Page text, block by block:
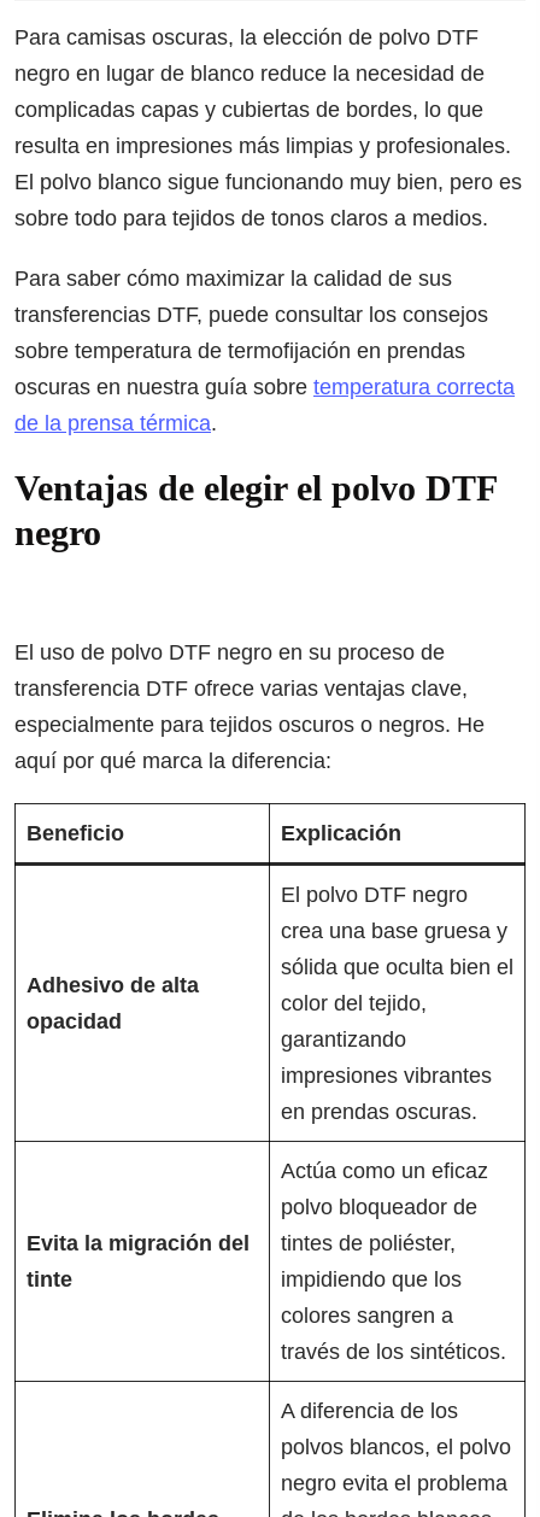
Para camisas oscuras, la elección de polvo DTF
negro en lugar de blanco reduce la necesidad de
complicadas capas y cubiertas de bordes, lo que
resulta en impresiones más limpias y profesionales.
El polvo blanco sigue funcionando muy bien, pero es
sobre todo para tejidos de tonos claros a medios.
Para saber cómo maximizar la calidad de sus
transferencias DTF, puede consultar los consejos
sobre temperatura de termofijación en prendas
oscuras en nuestra guía sobre temperatura correcta
de la prensa térmica.
Ventajas de elegir el polvo DTF
negro
El uso de polvo DTF negro en su proceso de
transferencia DTF ofrece varias ventajas clave,
especialmente para tejidos oscuros o negros. He
aquí por qué marca la diferencia:
Beneficio Explicación
Adhesivo de alta
opacidad
El polvo DTF negro
crea una base gruesa y
sólida que oculta bien el
color del tejido,
garantizando
impresiones vibrantes
en prendas oscuras.
Evita la migración del
tinte
Actúa como un eficaz
polvo bloqueador de
tintes de poliéster,
impidiendo que los
colores sangren a
través de los sintéticos.
A diferencia de los
polvos blancos, el polvo
negro evita el problema